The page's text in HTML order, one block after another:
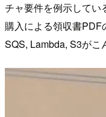
チャ要件を例示してい
購入による領収書PDF
SQS, Lambda, S3がこ